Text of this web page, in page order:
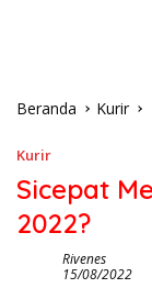
Beranda Kurir
Kurir
Sicepat
2022?
Rivenes
15/08/2022